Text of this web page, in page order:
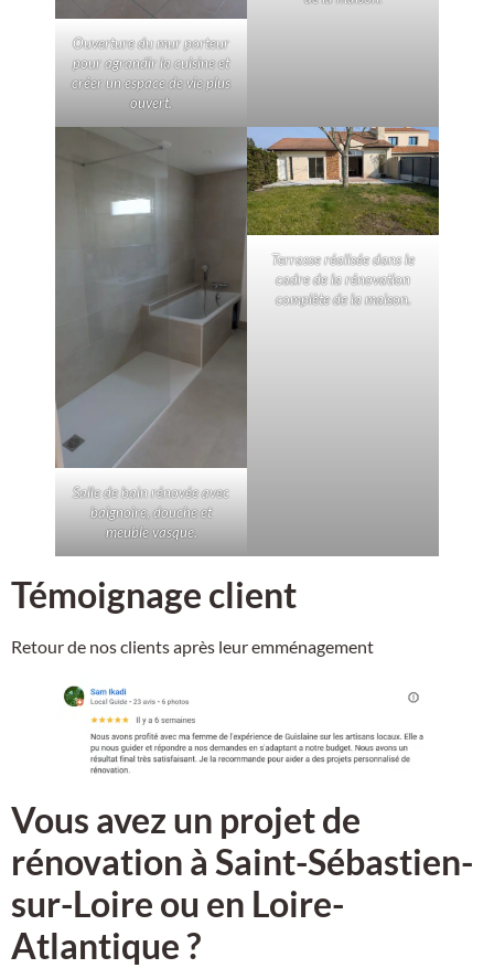
Ouverture du mur porteur
pour agrandir la cuisine et
créer un espace de vie plus
ouvert.
Salle de bain rénovée avec
baignoire, douche et
meuble vasque.
Terrasse réalisée dans le
cadre de la rénovation
complète de la maison.
Témoignage client
Retour de nos clients après leur emménagement
Vous avez un projet de
rénovation à Saint-Sébastien-
sur-Loire ou en Loire-
Atlantique ?